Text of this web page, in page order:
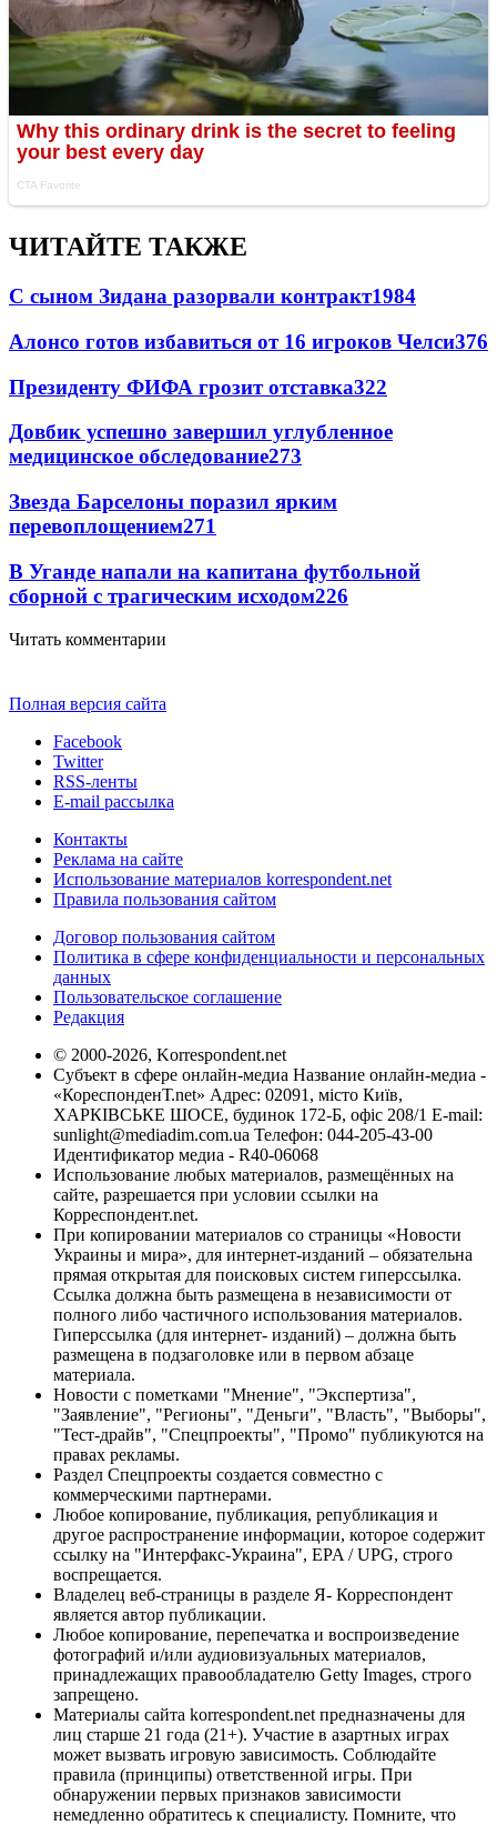
ЧИТАЙТЕ ТАКЖЕ
С сыном Зидана разорвали контракт1984
Алонсо готов избавиться от 16 игроков Челси376
Президенту ФИФА грозит отставка322
Довбик успешно завершил углубленное
медицинское обследование273
Звезда Барселоны поразил ярким
перевоплощением271
В Уганде напали на капитана футбольной
сборной с трагическим исходом226
Читать комментарии
Полная версия сайта
Facebook
Twitter
RSS-ленты
E-mail рассылка
Контакты
Реклама на сайте
Использование материалов korrespondent.net
Правила пользования сайтом
Договор пользования сайтом
Политика в сфере конфиденциальности и персональных
данных
Пользовательское соглашение
Редакция
© 2000-2026, Korrespondent.net
Субъект в сфере онлайн-медиа Название онлайн-медиа -
«КореспонденТ.net» Адрес: 02091, місто Київ,
ХАРКІВСЬКЕ ШОСЕ, будинок 172-Б, офіс 208/1 E-mail:
sunlight@mediadim.com.ua Телефон: 044-205-43-00
Идентификатор медиа - R40-06068
Использование любых материалов, размещённых на
сайте, разрешается при условии ссылки на
Корреспондент.net.
При копировании материалов со страницы «Новости
Украины и мира», для интернет-изданий – обязательна
прямая открытая для поисковых систем гиперссылка.
Ссылка должна быть размещена в независимости от
полного либо частичного использования материалов.
Гиперссылка (для интернет- изданий) – должна быть
размещена в подзаголовке или в первом абзаце
материала.
Новости с пометками "Мнение", "Экспертиза",
"Заявление", "Регионы", "Деньги", "Власть", "Выборы",
"Тест-драйв", "Спецпроекты", "Промо" публикуются на
правах рекламы.
Раздел Спецпроекты создается совместно с
коммерческими партнерами.
Любое копирование, публикация, републикация и
другое распространение информации, которое содержит
ссылку на "Интерфакс-Украина", EPA / UPG, строго
воспрещается.
Владелец веб-страницы в разделе Я- Корреспондент
является автор публикации.
Любое копирование, перепечатка и воспроизведение
фотографий и/или аудиовизуальных материалов,
принадлежащих правообладателю Getty Images, строго
запрещено.
Материалы сайта korrespondent.net предназначены для
лиц старше 21 года (21+). Участие в азартных играх
может вызвать игровую зависимость. Соблюдайте
правила (принципы) ответственной игры. При
обнаружении первых признаков зависимости
немедленно обратитесь к специалисту. Помните, что